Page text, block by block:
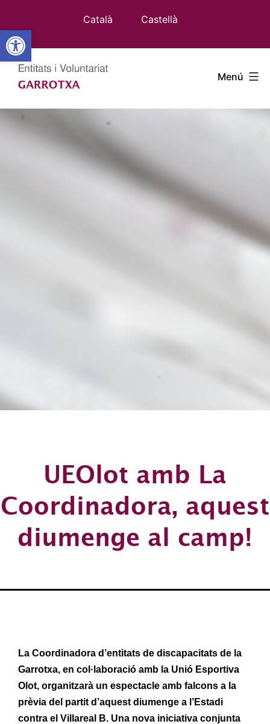
Obre la barra d'eines
al
contingut
Català Castellà
Menú
UEOlot amb La
Coordinadora, aquest
diumenge al camp!
La Coordinadora d’entitats de discapacitats de la
Garrotxa, en col·laboració amb la Unió Esportiva
Olot, organitzarà un espectacle amb falcons a la
prèvia del partit d’aquest diumenge a l’Estadi
contra el Villareal B. Una nova iniciativa conjunta